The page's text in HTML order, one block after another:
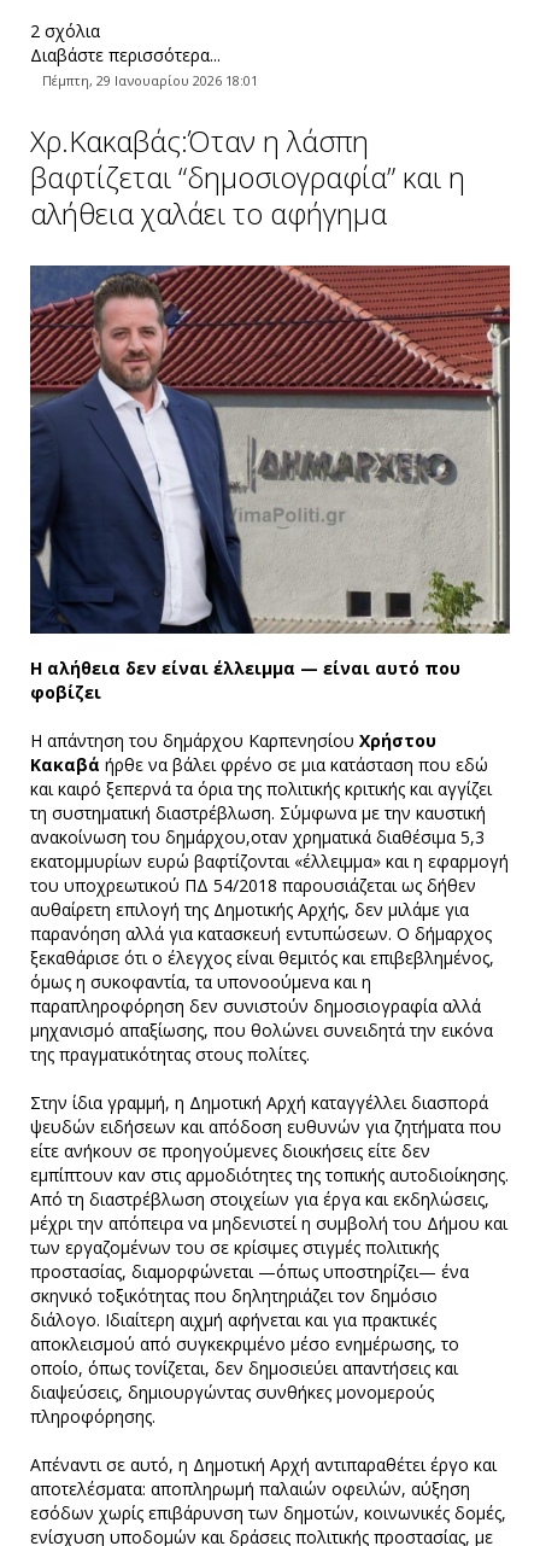
2 σχόλια
Διαβάστε περισσότερα...
Πέμπτη, 29 Ιανουαρίου 2026 18:01
Χρ.Κακαβάς:Όταν η λάσπη
βαφτίζεται “δημοσιογραφία” και η
αλήθεια χαλάει το αφήγημα
Η αλήθεια δεν είναι έλλειμμα — είναι αυτό που
φοβίζει
Η απάντηση του δημάρχου Καρπενησίου Χρήστου
Κακαβά ήρθε να βάλει φρένο σε μια κατάσταση που εδώ
και καιρό ξεπερνά τα όρια της πολιτικής κριτικής και αγγίζει
τη συστηματική διαστρέβλωση. Σύμφωνα με την καυστική
ανακοίνωση του δημάρχου,οταν χρηματικά διαθέσιμα 5,3
εκατομμυρίων ευρώ βαφτίζονται «έλλειμμα» και η εφαρμογή
του υποχρεωτικού ΠΔ 54/2018 παρουσιάζεται ως δήθεν
αυθαίρετη επιλογή της Δημοτικής Αρχής, δεν μιλάμε για
παρανόηση αλλά για κατασκευή εντυπώσεων. Ο δήμαρχος
ξεκαθάρισε ότι ο έλεγχος είναι θεμιτός και επιβεβλημένος,
όμως η συκοφαντία, τα υπονοούμενα και η
παραπληροφόρηση δεν συνιστούν δημοσιογραφία αλλά
μηχανισμό απαξίωσης, που θολώνει συνειδητά την εικόνα
της πραγματικότητας στους πολίτες.
Στην ίδια γραμμή, η Δημοτική Αρχή καταγγέλλει διασπορά
ψευδών ειδήσεων και απόδοση ευθυνών για ζητήματα που
είτε ανήκουν σε προηγούμενες διοικήσεις είτε δεν
εμπίπτουν καν στις αρμοδιότητες της τοπικής αυτοδιοίκησης.
Από τη διαστρέβλωση στοιχείων για έργα και εκδηλώσεις,
μέχρι την απόπειρα να μηδενιστεί η συμβολή του Δήμου και
των εργαζομένων του σε κρίσιμες στιγμές πολιτικής
προστασίας, διαμορφώνεται —όπως υποστηρίζει— ένα
σκηνικό τοξικότητας που δηλητηριάζει τον δημόσιο
διάλογο. Ιδιαίτερη αιχμή αφήνεται και για πρακτικές
αποκλεισμού από συγκεκριμένο μέσο ενημέρωσης, το
οποίο, όπως τονίζεται, δεν δημοσιεύει απαντήσεις και
διαψεύσεις, δημιουργώντας συνθήκες μονομερούς
πληροφόρησης.
Απέναντι σε αυτό, η Δημοτική Αρχή αντιπαραθέτει έργο και
αποτελέσματα: αποπληρωμή παλαιών οφειλών, αύξηση
εσόδων χωρίς επιβάρυνση των δημοτών, κοινωνικές δομές,
ενίσχυση υποδομών και δράσεις πολιτικής προστασίας, με